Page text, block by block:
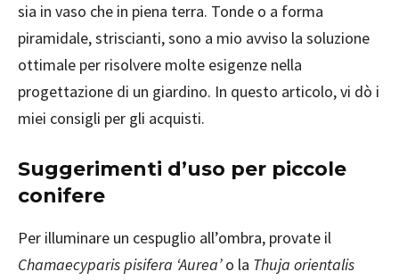
sia in vaso che in piena terra. Tonde o a forma
piramidale, striscianti, sono a mio avviso la soluzione
ottimale per risolvere molte esigenze nella
progettazione di un giardino. In questo articolo, vi dò i
miei consigli per gli acquisti.
Suggerimenti d’uso per piccole
conifere
Per illuminare un cespuglio all’ombra, provate il
Chamaecyparis pisifera ‘Aurea’o la Thuja orientalis